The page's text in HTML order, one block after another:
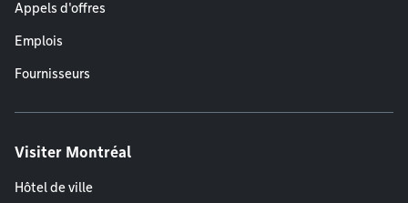
Appels d'offres
Emplois
Fournisseurs
Visiter Montréal
Hôtel de ville